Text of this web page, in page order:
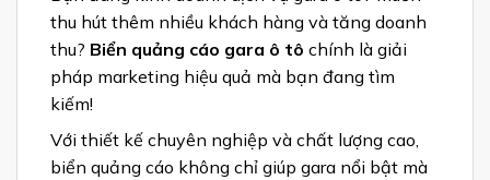
thu hút thêm nhiều khách hàng và tăng doanh
thu? Biển quảng cáo gara ô tô chính là giải
pháp marketing hiệu quả mà bạn đang tìm
kiếm!
Với thiết kế chuyên nghiệp và chất lượng cao,
biển quảng cáo không chỉ giúp gara nổi bật mà